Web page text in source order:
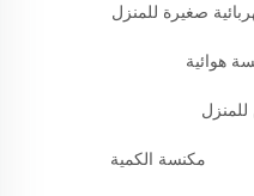
صغيرة للمنزل
هوائية
مكنسة الكمية